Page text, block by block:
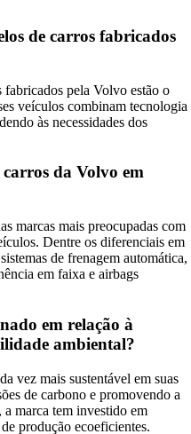
de carros fabricados
pela Volvo estão o
veículos combinam tecnologia
às necessidades dos
carros da Volvo em
marcas mais preocupadas com
Dentre os diferenciais em
de frenagem automática,
em faixa e airbags
em relação à
ambiental?
vez mais sustentável em suas
de carbono e promovendo a
marca tem investido em
produção ecoeficientes.